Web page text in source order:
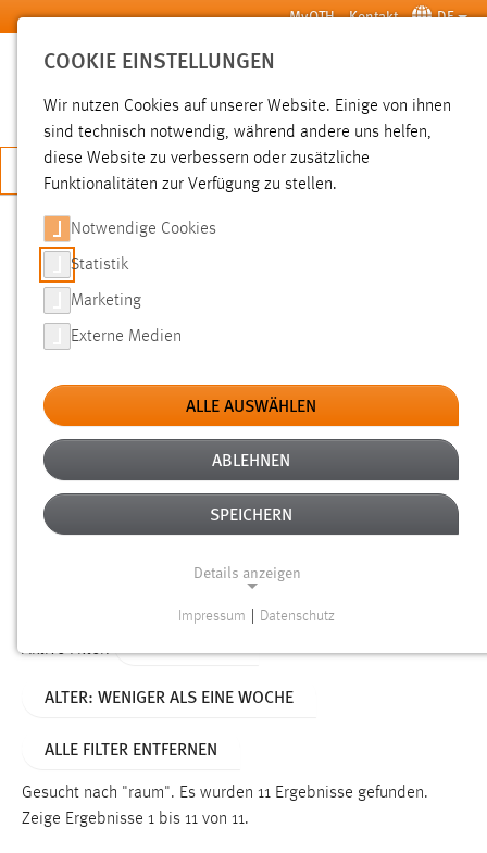
Zum Hauptinhalt springen MyOTH Kontakt DE
SUCHE
JETZT BEWERBEN
SUCHE
FILTER
Typ
Erstellungsdatum
Alter
Aktive Filter:
ALTER: WENIGER ALS EINE WOCHE
ALLE FILTER ENTFERNEN
Gesucht nach "raum". Es wurden 11 Ergebnisse gefunden.
Zeige Ergebnisse 1 bis 11 von 11.
COOKIE EINSTELLUNGEN
Wir nutzen Cookies auf unserer Website. Einige von ihnen
sind technisch notwendig, während andere uns helfen,
diese Website zu verbessern oder zusätzliche
Funktionalitäten zur Verfügung zu stellen.
Notwendige Cookies
Statistik
Marketing
Externe Medien
ALLE AUSWÄHLEN
ABLEHNEN
SPEICHERN
Details anzeigen
Funktionen und sind für die einwandfreie Funktion der
Name:
Impressum Datenschutz